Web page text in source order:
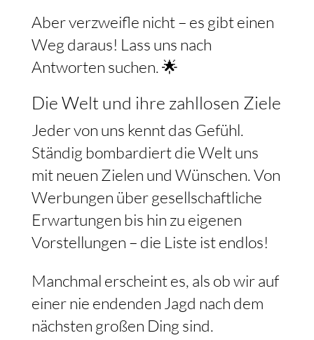
Aber verzweifle nicht – es gibt einen
Weg daraus! Lass uns nach
Antworten suchen. 🌟
Die Welt und ihre zahllosen Ziele
Jeder von uns kennt das Gefühl.
Ständig bombardiert die Welt uns
mit neuen Zielen und Wünschen. Von
Werbungen über gesellschaftliche
Erwartungen bis hin zu eigenen
Vorstellungen – die Liste ist endlos!
Manchmal erscheint es, als ob wir auf
einer nie endenden Jagd nach dem
nächsten großen Ding sind.